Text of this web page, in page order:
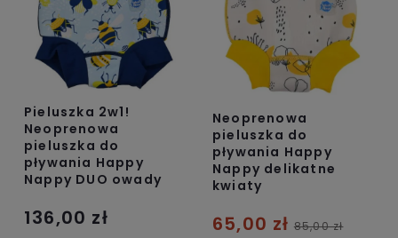
Pieluszka 2w1!
Neoprenowa
pieluszka do
pływania Happy
Nappy DUO owady
136,00 zł
Neoprenowa
pieluszka do
pływania Happy
Nappy delikatne
kwiaty
65,00 zł 85,00 zł